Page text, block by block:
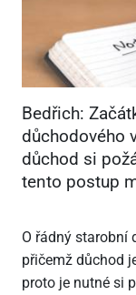
Bedřich:
důchodového
důchod si
tento postup
O řádný starobní
přičemž důchod
proto je nutné si